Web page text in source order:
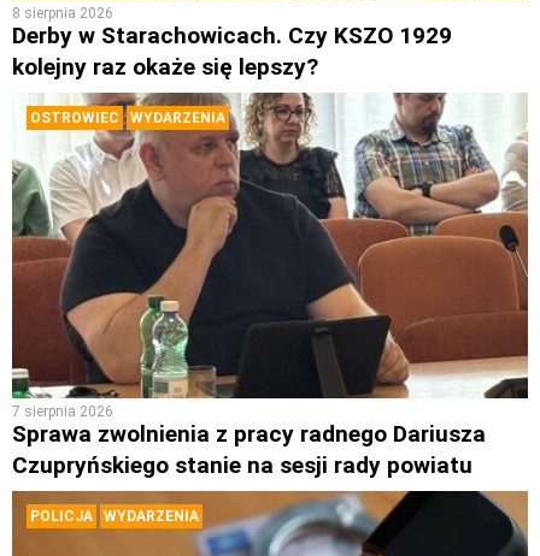
8 sierpnia 2026
Derby w Starachowicach. Czy KSZO 1929
kolejny raz okaże się lepszy?
OSTROWIEC WYDARZENIA
7 sierpnia 2026
Sprawa zwolnienia z pracy radnego Dariusza
Czupryńskiego stanie na sesji rady powiatu
POLICJA WYDARZENIA